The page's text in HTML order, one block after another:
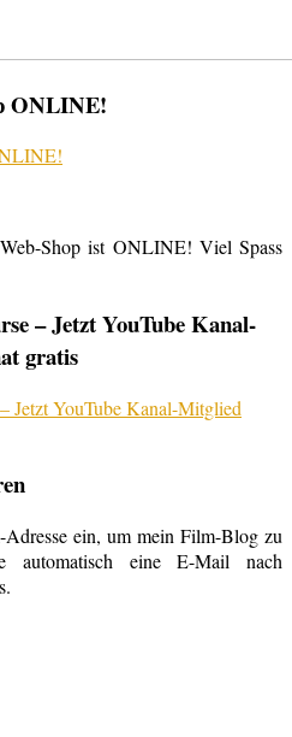
ONLINE!
Shop ist ONLINE! Viel Spass
– Jetzt YouTube Kanal-
gratis
ein, um mein Film-Blog zu
automatisch eine E-Mail nach